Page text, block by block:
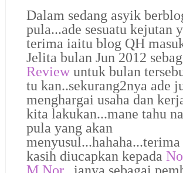
Dalam sedang asyik
pula...ade sesuatu kejutan
terima iaitu blog QH
Jelita bulan Jun 2012
Reviewuntuk bulan
tu kan..sekurang2nya ade
menghargai usaha dan
kita lakukan...mane tahu
pula yang akan
menyusul...hahaha...terima
kasih diucapkan kepada